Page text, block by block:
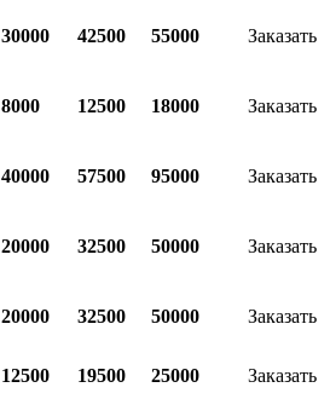
30000 42500 55000 Заказать
8000 12500 18000 Заказать
40000 57500 95000 Заказать
20000 32500 50000 Заказать
20000 32500 50000 Заказать
12500 19500 25000
Заказать